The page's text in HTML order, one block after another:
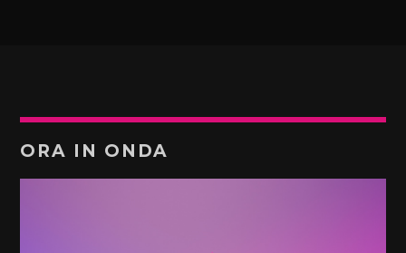
ORA IN ONDA